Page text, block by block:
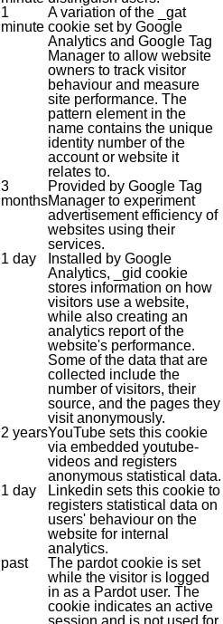
1
minute
A variation of the _gat
cookie set by Google
Analytics and Google Tag
Manager to allow website
owners to track visitor
behaviour and measure
site performance. The
pattern element in the
name contains the unique
identity number of the
account or website it
relates to.
3
months
Provided by Google Tag
Manager to experiment
advertisement efficiency of
websites using their
services.
1 day
Installed by Google
Analytics, _gid cookie
stores information on how
visitors use a website,
while also creating an
analytics report of the
website's performance.
Some of the data that are
collected include the
number of visitors, their
source, and the pages they
visit anonymously.
2 yearsYouTube sets this cookie
via embedded youtube-
videos and registers
anonymous statistical data.
1 day
Linkedin sets this cookie to
registers statistical data on
users' behaviour on the
website for internal
analytics.
past
The pardot cookie is set
while the visitor is logged
in as a Pardot user. The
cookie indicates an active
session and is not used for